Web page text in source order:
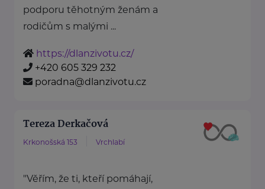
podporu těhotným ženám a
rodičům s malými ...
https://dlanzivotu.cz/
+420 605 329 232
poradna@dlanzivotu.cz
Tereza Derkačová
Krkonošská 153 Vrchlabí
"Věřím, že ti, kteří pomáhají,